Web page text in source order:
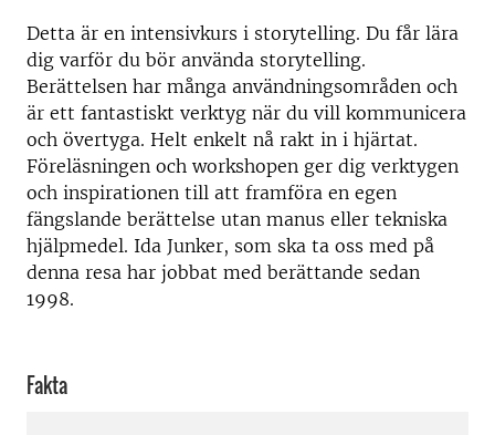
Detta är en intensivkurs i storytelling. Du får lära
dig varför du bör använda storytelling.
Berättelsen har många användningsområden och
är ett fantastiskt verktyg när du vill kommunicera
och övertyga. Helt enkelt nå rakt in i hjärtat.
Föreläsningen och workshopen ger dig verktygen
och inspirationen till att framföra en egen
fängslande berättelse utan manus eller tekniska
hjälpmedel. Ida Junker, som ska ta oss med på
denna resa har jobbat med berättande sedan
1998.
Fakta